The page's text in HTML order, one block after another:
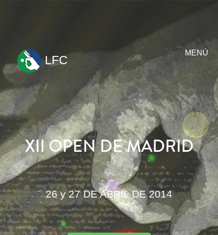
MENÚ
ir
contenido
LFC
XII OPEN DE MADRID
26 y 27 DE ABRIL DE 2014